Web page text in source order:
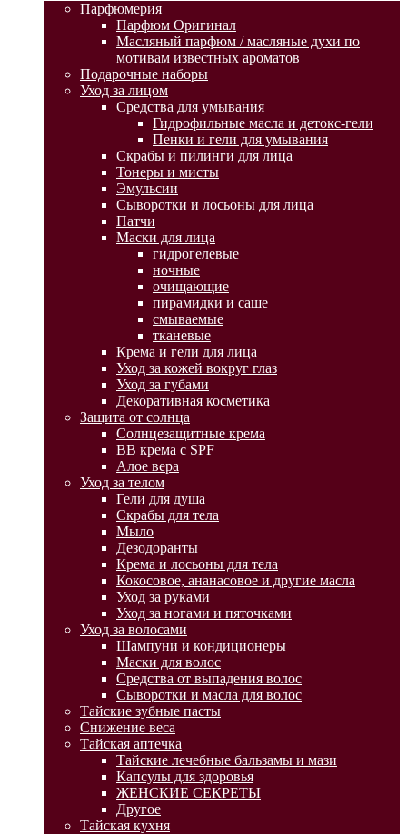
Парфюмерия
Парфюм Оригинал
Масляный парфюм / масляные духи по
мотивам известных ароматов
Подарочные наборы
Уход за лицом
Средства для умывания
Гидрофильные масла и детокс-гели
Пенки и гели для умывания
Скрабы и пилинги для лица
Тонеры и мисты
Эмульсии
Сыворотки и лосьоны для лица
Патчи
Маски для лица
гидрогелевые
ночные
очищающие
пирамидки и саше
смываемые
тканевые
Крема и гели для лица
Уход за кожей вокруг глаз
Уход за губами
Декоративная косметика
Защита от солнца
Солнцезащитные крема
BB крема с SPF
Алое вера
Уход за телом
Гели для душа
Скрабы для тела
Мыло
Дезодоранты
Крема и лосьоны для тела
Кокосовое, ананасовое и другие масла
Уход за руками
Уход за ногами и пяточками
Уход за волосами
Шампуни и кондиционеры
Маски для волос
Средства от выпадения волос
Сыворотки и масла для волос
Тайские зубные пасты
Снижение веса
Тайская аптечка
Тайские лечебные бальзамы и мази
Капсулы для здоровья
ЖЕНСКИЕ СЕКРЕТЫ
Другое
Тайская кухня